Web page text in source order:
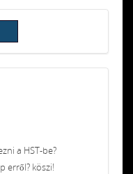
a HST-be?
erről? köszi!